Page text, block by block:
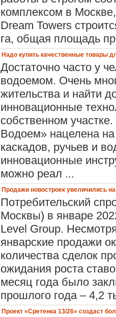
комплексом в
Dream Towers
га, общая площадь
Надо купить качественные товары
Достаточно часто у
водоемом. Очень
жительства и найти
инновационные
собственном
Водоем» нацелена на
каскадов, ручьев и
инновационные
можно реал ...
Продажи новостроек увеличились
Потребительский
Москвы) в январе
Level Group.
январские продажи
количества сделок
ожидания роста
месяц года было
прошлого года – 4,2
Проект «Сретенка 13/26» создаст